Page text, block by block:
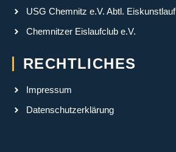
USG Chemnitz e.V. Abtl. Eiskunstlauf
Chemnitzer Eislaufclub e.V.
RECHTLICHES
Impressum
Datenschutzerklärung